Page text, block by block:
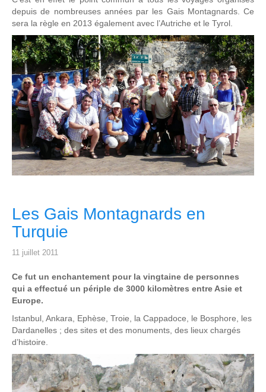
depuis de nombreuses années par les Gais Montagnards. Ce
sera la règle en 2013 également avec l’Autriche et le Tyrol.
Les Gais Montagnards en
Turquie
11 juillet 2011
Ce fut un enchantement pour la vingtaine de personnes
qui a effectué un périple de 3000 kilomètres entre Asie et
Europe.
Istanbul, Ankara, Ephèse, Troie, la Cappadoce, le Bosphore, les
Dardanelles ; des sites et des monuments, des lieux chargés
d’histoire.